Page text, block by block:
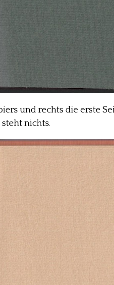
und rechts die erste
nichts.